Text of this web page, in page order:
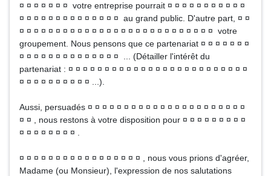
¤ ¤ ¤ ¤ ¤ ¤ ¤ votre entreprise pourrait ¤ ¤ ¤ ¤ ¤ ¤ ¤ ¤ ¤ ¤ ¤
¤ ¤ ¤ ¤ ¤ ¤ ¤ ¤ ¤ ¤ ¤ ¤ ¤ ¤ au grand public. D'autre part, ¤ ¤
¤ ¤ ¤ ¤ ¤ ¤ ¤ ¤ ¤ ¤ ¤ ¤ ¤ ¤ ¤ ¤ ¤ ¤ ¤ ¤ ¤ ¤ ¤ ¤ ¤ ¤ ¤ votre
groupement. Nous pensons que ce partenariat ¤ ¤ ¤ ¤ ¤ ¤ ¤
¤ ¤ ¤ ¤ ¤ ¤ ¤ ¤ ¤ ¤ ¤ ¤ ¤ ¤ ... (Détailler l'intérêt du
partenariat : ¤ ¤ ¤ ¤ ¤ ¤ ¤ ¤ ¤ ¤ ¤ ¤ ¤ ¤ ¤ ¤ ¤ ¤ ¤ ¤ ¤ ¤ ¤ ¤ ¤
¤ ¤ ¤ ¤ ¤ ¤ ¤ ¤ ¤ ¤ ...).
Aussi, persuadés ¤ ¤ ¤ ¤ ¤ ¤ ¤ ¤ ¤ ¤ ¤ ¤ ¤ ¤ ¤ ¤ ¤ ¤ ¤ ¤ ¤ ¤
¤ ¤ , nous restons à votre disposition pour ¤ ¤ ¤ ¤ ¤ ¤ ¤ ¤ ¤
¤ ¤ ¤ ¤ ¤ ¤ ¤ ¤ .
¤ ¤ ¤ ¤ ¤ ¤ ¤ ¤ ¤ ¤ ¤ ¤ ¤ ¤ ¤ ¤ ¤ , nous vous prions d'agréer,
Madame (ou Monsieur), l'expression de nos salutations